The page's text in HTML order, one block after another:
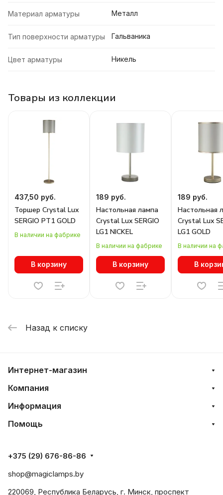
Материал арматуры Металл
Тип поверхности арматуры Гальваника
Цвет арматуры Никель
Товары из коллекции
437,50 руб.
Торшер Crystal Lux
SERGIO PT1 GOLD
В наличии на фабрике
В корзину
189 руб.
Настольная лампа
Crystal Lux SERGIO
LG1 NICKEL
В наличии на фабрике
В корзину
189 руб.
Настольная
Crystal Lux
LG1 GOLD
В наличии на
В
Назад к списку
Интернет-магазин
Компания
Информация
Помощь
+375 (29) 676-86-86
shop@magiclamps.by
220069, Республика Беларусь, г. Минск, проспект